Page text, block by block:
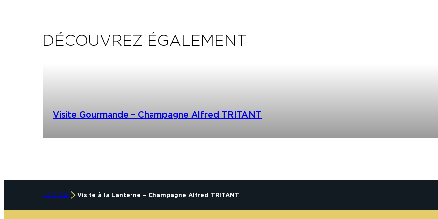
DÉCOUVREZ ÉGALEMENT
Visite Gourmande – Champagne Alfred TRITANT
ACCUEIL Visite à la Lanterne – Champagne Alfred TRITANT